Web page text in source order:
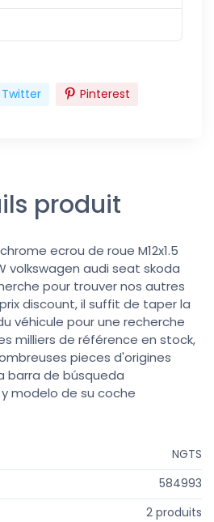
Twitter Pinterest
produit
ecrou de roue M12x1.5
volkswagen audi seat skoda
pour trouver nos autres
discount, il suffit de taper la
véhicule pour une recherche
milliers de référence en stock,
pieces d'origines
barra de búsqueda
modelo de su coche
NGTS
584993
2 produits